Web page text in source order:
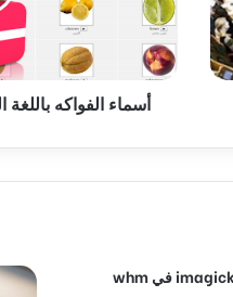
ا
ف
ه
ة
أسماء الفواكه باللغة